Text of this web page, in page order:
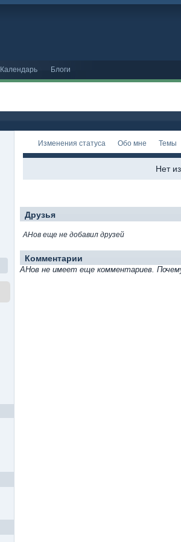
Календарь Блоги
Изменения статуса Обо мне Темы
Нет
Друзья
АНов еще не добавил друзей
Комментарии
АНов не имеет еще комментариев.